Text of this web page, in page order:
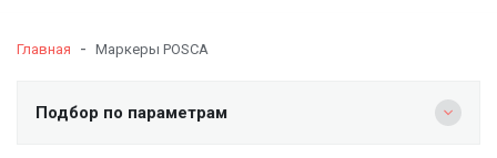
Главная - Маркеры POSCA
Подбор по параметрам